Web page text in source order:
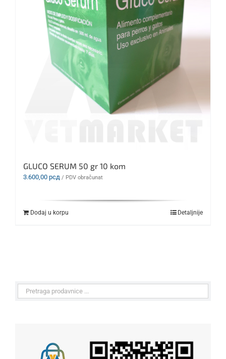
GLUCO SERUM 50 gr 10 kom
3.600,00 рсд / PDV obračunat
Dodaj u korpu Detaljnije